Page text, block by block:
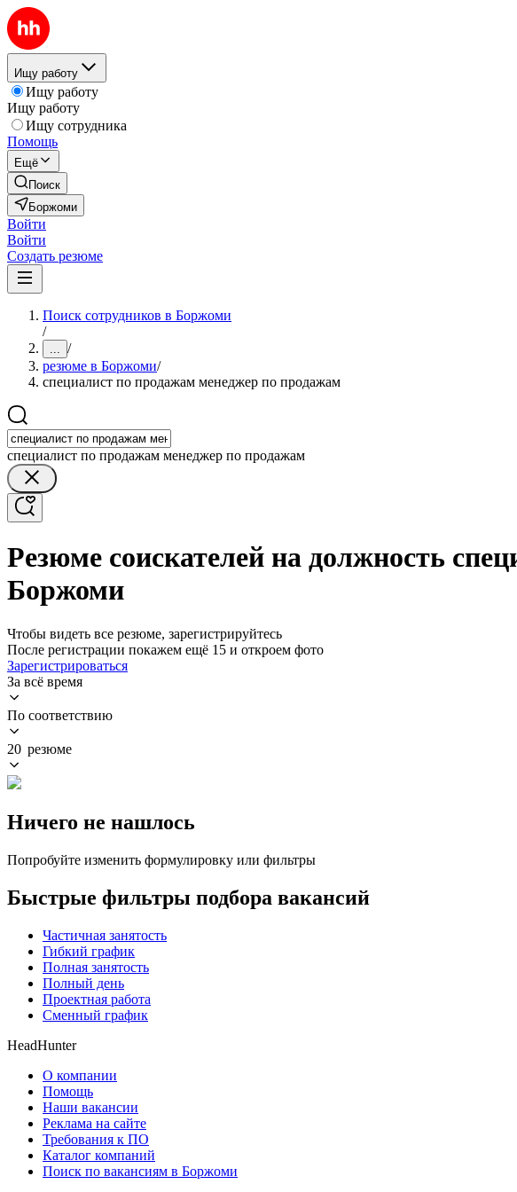
Ищу работу
Ищу работу
Ищу работу
Ищу сотрудника
Помощь
Ещё
Поиск
Боржоми
Войти
Войти
Создать резюме
Поиск сотрудников в Боржоми
/
... /
резюме в Боржоми/
специалист по продажам менеджер по продажам
специалист по продажам менеджер по продажам
Резюме соискателей на должность
Боржоми
Чтобы видеть все резюме, зарегистрируйтесь
После регистрации покажем ещё 15 и откроем фото
Зарегистрироваться
За всё время
По соответствию
20 резюме
Ничего не нашлось
Попробуйте изменить формулировку или фильтры
Быстрые фильтры подбора вакансий
Частичная занятость
Гибкий график
Полная занятость
Полный день
Проектная работа
Сменный график
HeadHunter
О компании
Помощь
Наши вакансии
Реклама на сайте
Требования к ПО
Каталог компаний
Поиск по вакансиям в Боржоми